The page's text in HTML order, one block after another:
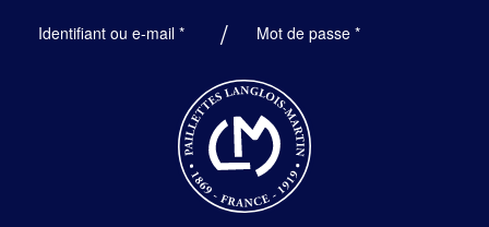
Identifiant ou e-mail *ObligatoireMot de passe*Obligatoire